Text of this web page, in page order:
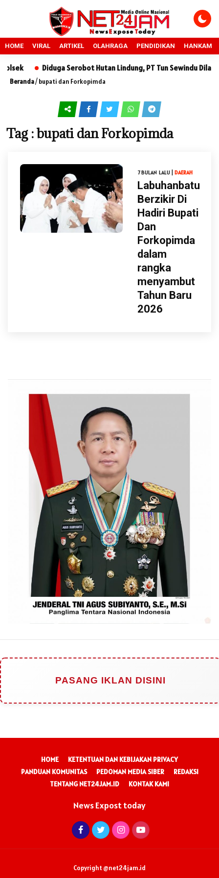
HOME VIRAL ARTIKEL OLAHRAGA PENDIDIKAN HANKAM
Diduga Serobot Hutan Lindung, PT Tun Sewindu
Beranda/bupati dan Forkopimda
Tag : bupati dan Forkopimda
7 BULAN LALU | DAERAH
Labuhanbatu
Berzikir Di
Hadiri Bupati
Dan
Forkopimda
dalam
rangka
menyambut
Tahun Baru
2026
PASANG IKLAN DISINI
HOME
KETENTUAN DAN KEBIJAKAN PRIVACY
PANDUAN KOMUNITAS
PEDOMAN MEDIA SIBER
REDAKSI
TENTANG NET24JAM.ID
KONTAK KAMI
News Expost today
Copyright @net24jam.id